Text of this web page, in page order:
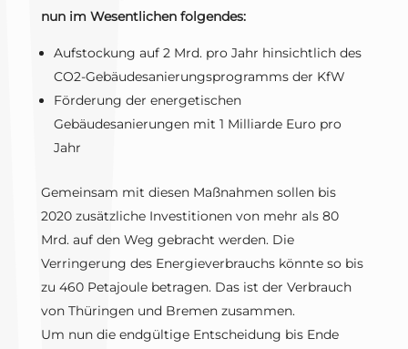
nun im Wesentlichen folgendes:
Aufstockung auf 2 Mrd. pro Jahr hinsichtlich des
CO2-Gebäudesanierungsprogramms der KfW
Förderung der energetischen
Gebäudesanierungen mit 1 Milliarde Euro pro
Jahr
Gemeinsam mit diesen Maßnahmen sollen bis
2020 zusätzliche Investitionen von mehr als 80
Mrd. auf den Weg gebracht werden. Die
Verringerung des Energieverbrauchs könnte so bis
zu 460 Petajoule betragen. Das ist der Verbrauch
von Thüringen und Bremen zusammen.
Um nun die endgültige Entscheidung bis Ende